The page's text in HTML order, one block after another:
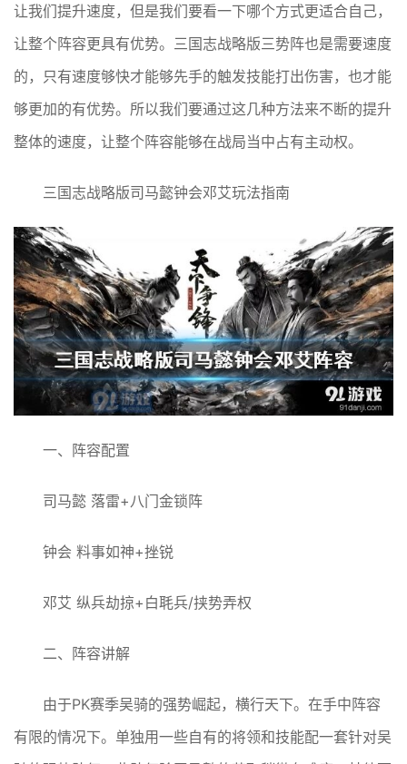
让我们提升速度，但是我们要看一下哪个方式更适合自己，
让整个阵容更具有优势。三国志战略版三势阵也是需要速度
的，只有速度够快才能够先手的触发技能打出伤害，也才能
够更加的有优势。所以我们要通过这几种方法来不断的提升
整体的速度，让整个阵容能够在战局当中占有主动权。
三国志战略版司马懿钟会邓艾玩法指南
一、阵容配置
司马懿 落雷+八门金锁阵
钟会 料事如神+挫锐
邓艾 纵兵劫掠+白毦兵/挟势弄权
二、阵容讲解
由于PK赛季吴骑的强势崛起，横行天下。在手中阵容
有限的情况下。单独用一些自有的将领和技能配一套针对吴